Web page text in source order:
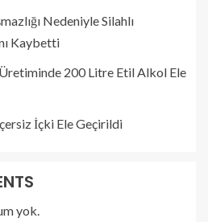
Nedeniyle Silahlı
Kaybetti
200 Litre Etil Alkol Ele
İçki Ele Geçirildi
yok.